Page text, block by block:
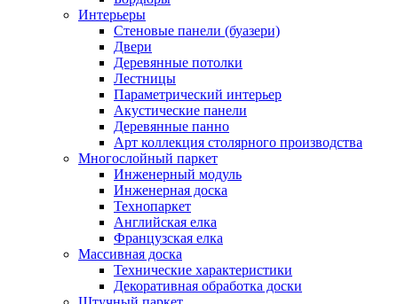
Интерьеры
Стеновые панели (буазери)
Двери
Деревянные потолки
Лестницы
Параметрический интерьер
Акустические панели
Деревянные панно
Арт коллекция столярного производства
Многослойный паркет
Инженерный модуль
Инженерная доска
Технопаркет
Английская елка
Французская елка
Массивная доска
Технические характеристики
Декоративная обработка доски